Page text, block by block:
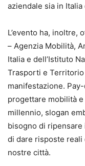
aziendale sia in Italia
L’evento ha, inoltre,
– Agenzia Mobilità,
Italia e dell’Istituto
Trasporti e
manifestazione.
progettare mobilità
millennio, slogan
bisogno di
di dare risposte
nostre città.